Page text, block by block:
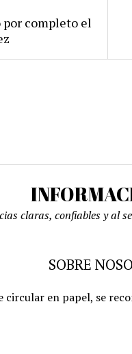
por completo el
claras, confiables y al
SOBRE
circular en papel, se